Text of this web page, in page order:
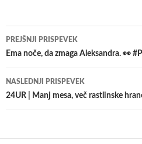
Krmarjenje
po
prispevkih
PREJŠNJI PRISPEVEK
Ema noče, da zmaga Aleksandra. 👀
NASLEDNJI PRISPEVEK
24UR | Manj mesa, več rastlinske